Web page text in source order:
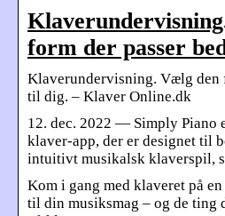
form der passer
Klaverundervisning. Vælg den
til dig. – Klaver Online.dk
12. dec. 2022 — Simply Piano
klaver-app, der er designet til
intuitivt musikalsk klaverspil,
Kom i gang med klaveret på
til din musiksmag – og de ting